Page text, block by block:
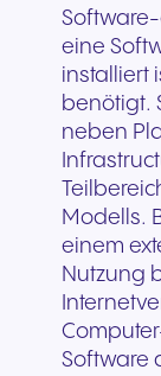
eine
installiert
benötigt.
neben
Modells.
einem
Nutzung
Software